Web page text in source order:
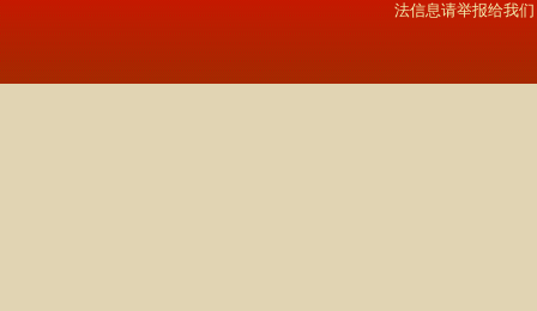
法信息请举报给我